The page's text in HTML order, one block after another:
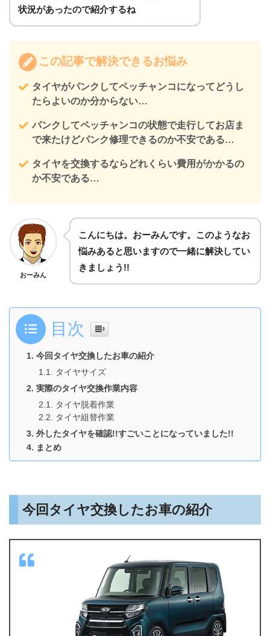
状況があったので紹介するね
この記事で解決できるお悩み
タイヤがパンクしてペッチャンコになってどうし
たらよいのか分からない…
パンクしてペッチャンコの状態で走行してお店ま
で来たけどパンク修理できるのか不安である…
タイヤを交換するならどれくらい費用がかかるの
か不安である…
おーみん
こんにちは。おーみんです。このようなお
悩みあると思いますので一緒に解決してい
きましょう!!
目次
今回タイヤ交換したお車の紹介
タイヤサイズ
実際のタイヤ交換作業内容
タイヤ脱着作業
タイヤ組替作業
外したタイヤを確認!!すごいことになっていました!!
まとめ
今回タイヤ交換したお車の紹介